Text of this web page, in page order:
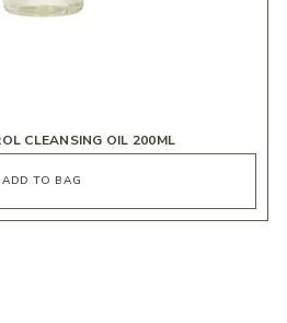
CLEANSING OIL 200ML
ADD TO BAG